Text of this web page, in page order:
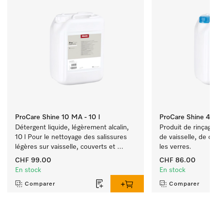
ProCare Shine 10 MA - 10 l
Détergent liquide, légèrement alcalin,
10 l Pour le nettoyage des salissures
légères sur vaisselle, couverts et
verres.
CHF 99.00
En stock
Comparer
ProCare Shine 40
Produit de
de vaisselle, de
les verres.
CHF 86.00
En stock
Comparer